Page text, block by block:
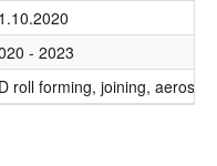
- 2023
roll forming, joining,